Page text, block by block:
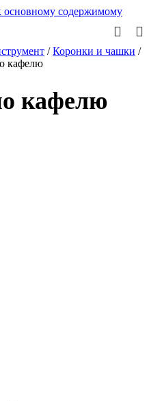
основному содержимому
/Коронки и чашки /
кафелю
кафелю